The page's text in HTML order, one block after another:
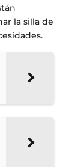
la silla de